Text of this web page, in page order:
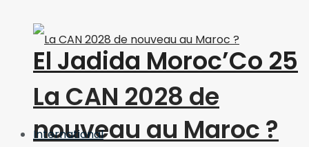
La CAN 2028 de
nouveau au Maroc ?
El Jadida Moroc’Co 25
International